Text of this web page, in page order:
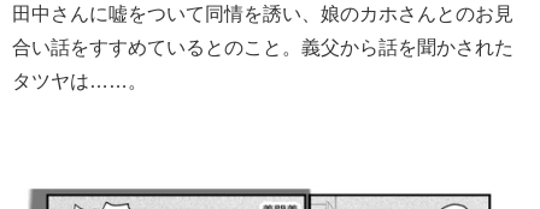
田中さんに嘘をついて同情を誘い、娘のカホさんとのお見
合い話をすすめているとのこと。義父から話を聞かされた
タツヤは……。